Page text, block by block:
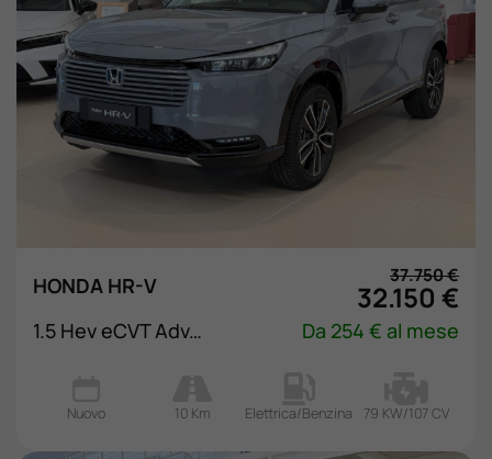
HONDA HR-V 37.750 €
32.150 €
1.5 Hev eCVT Advance Da 254 € al mese
Nuovo 10 Km Elettrica/Benzina 79 KW/107 CV